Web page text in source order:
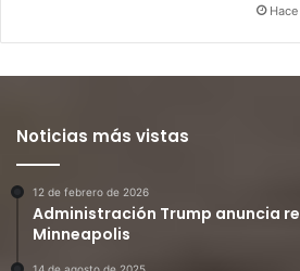
Noticias más vistas
12 de febrero de 2026
Administración Trump anuncia
Minneapolis